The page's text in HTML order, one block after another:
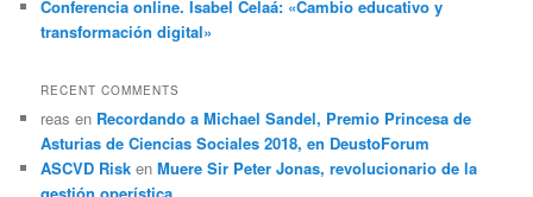
Conferencia online. Isabel Celaá: «Cambio educativo y
transformación digital»
RECENT COMMENTS
reas en Recordando a Michael Sandel, Premio Princesa de
Asturias de Ciencias Sociales 2018, en DeustoForum
ASCVD Risk enMuere Sir Peter Jonas, revolucionario de la